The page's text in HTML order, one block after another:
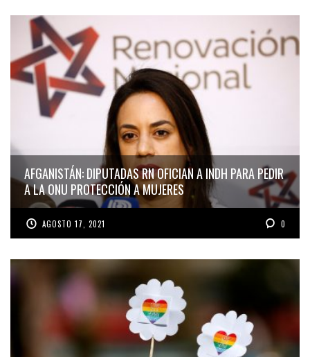
AFGANISTÁN: DIPUTADAS RN OFICIAN A INDH PARA PEDIR
A LA ONU PROTECCIÓN A MUJERES
AGOSTO 17, 2021 0